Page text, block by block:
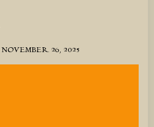
NOVEMBER 26, 2025